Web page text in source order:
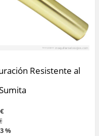
Resistente al
%